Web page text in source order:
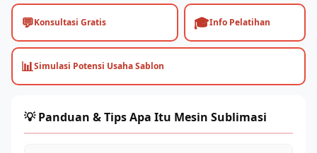
💬Konsultasi Gratis 🎓Info Pelatihan
📊Simulasi Potensi Usaha Sablon
💡 Panduan & Tips Apa Itu Mesin Sublimasi